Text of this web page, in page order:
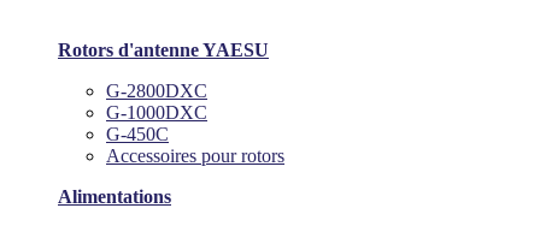
Rotors d'antenne YAESU
G-2800DXC
G-1000DXC
G-450C
Accessoires pour rotors
Alimentations